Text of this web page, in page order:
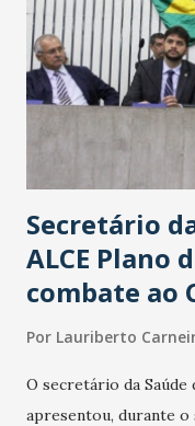
Secretário
ALCE Plano
combate ao
Por Lauriberto
O secretário da
apresentou, durante o